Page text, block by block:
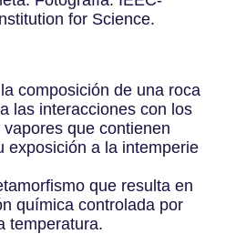
for Science.
composición de una roca
las interacciones con los
que contienen
exposición a la intemperie
que resulta en
química controlada por
temperatura.